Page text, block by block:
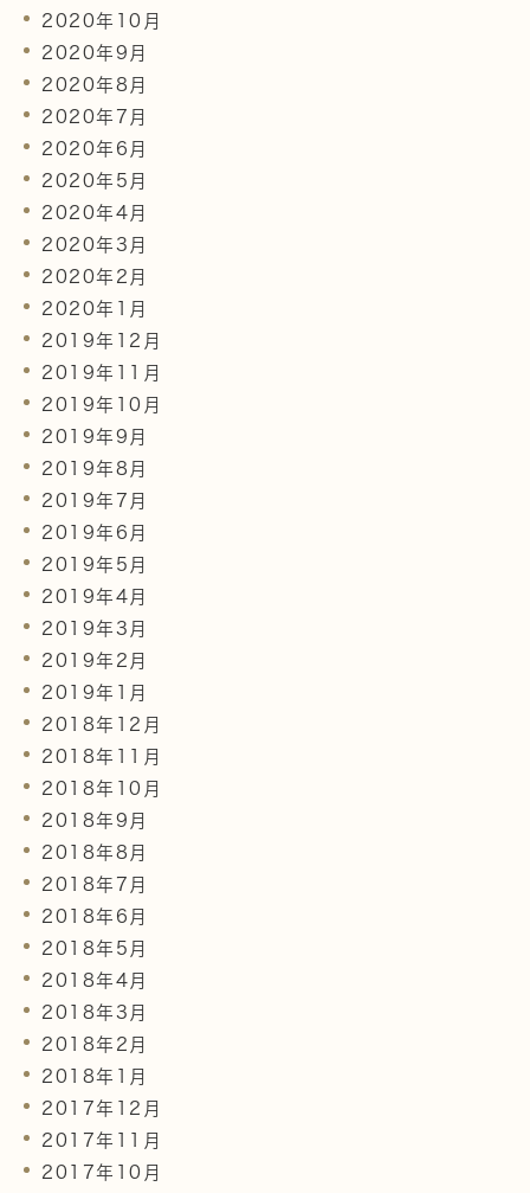
2020年10月
2020年9月
2020年8月
2020年7月
2020年6月
2020年5月
2020年4月
2020年3月
2020年2月
2020年1月
2019年12月
2019年11月
2019年10月
2019年9月
2019年8月
2019年7月
2019年6月
2019年5月
2019年4月
2019年3月
2019年2月
2019年1月
2018年12月
2018年11月
2018年10月
2018年9月
2018年8月
2018年7月
2018年6月
2018年5月
2018年4月
2018年3月
2018年2月
2018年1月
2017年12月
2017年11月
2017年10月